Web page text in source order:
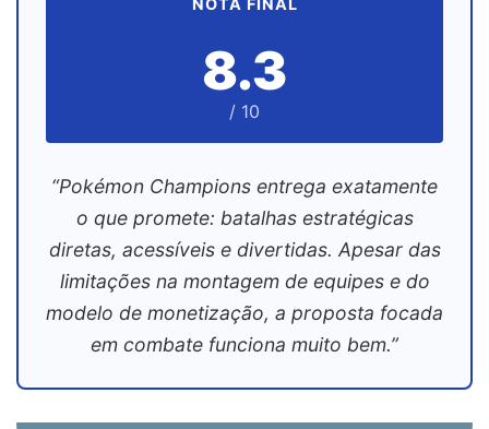
NOTA FINAL
8.3
/ 10
“Pokémon Champions entrega exatamente
o que promete: batalhas estratégicas
diretas, acessíveis e divertidas. Apesar das
limitações na montagem de equipes e do
modelo de monetização, a proposta focada
em combate funciona muito bem.”